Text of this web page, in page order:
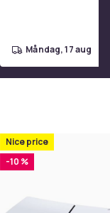
måndag, 17 aug
Nice price
-10 %